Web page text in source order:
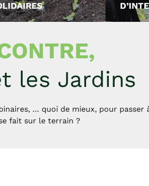
les Jardins
… quoi de mieux, pour passer
fait sur le terrain ?